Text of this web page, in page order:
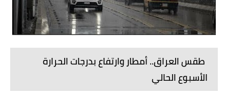
طقس العراق.. أمطار وارتفاع بدرجات الحرارة
الأسبوع الحالي